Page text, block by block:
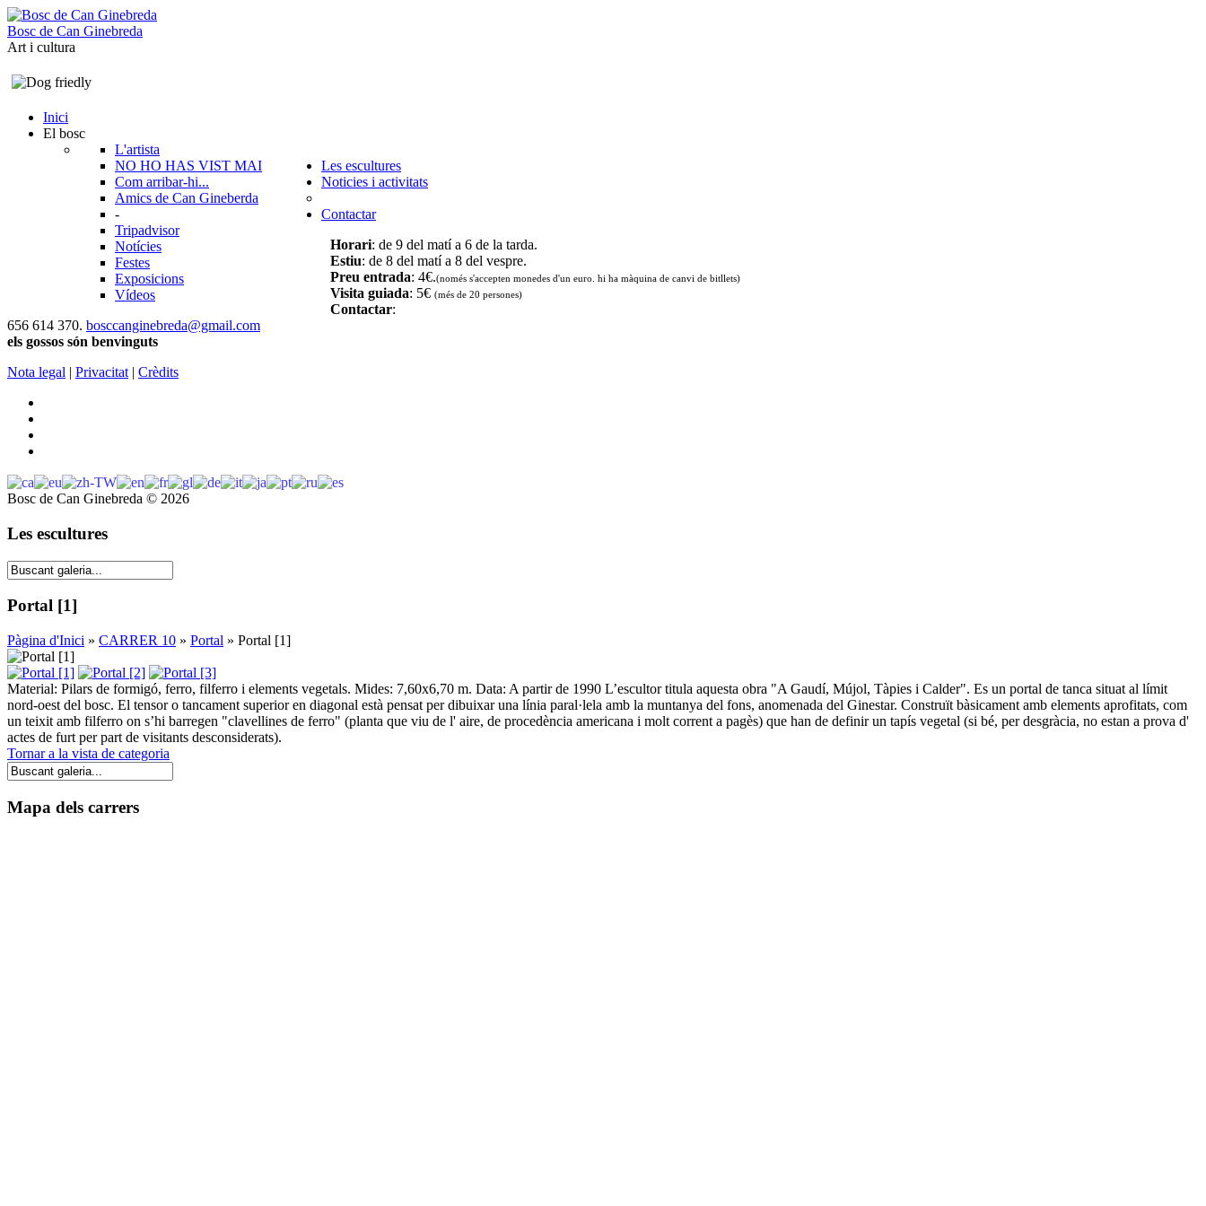
Bosc de Can Ginebreda
Art i cultura
Inici
El bosc
L'artista
NO HO HAS VIST MAI
Com arribar-hi...
Amics de Can Gineberda
-
Tripadvisor
Les escultures
Noticies i activitats
Notícies
Festes
Exposicions
Vídeos
Contactar
Horari: de 9 del matí a 6 de la tarda.
Estiu: de 8 del matí a 8 del vespre.
Preu entrada: 4€.(només s'accepten monedes d'un euro. hi ha màquina de canvi de bitllets)
Visita guiada: 5€ (més de 20 persones)
Contactar:
656 614 370. bosccanginebreda@gmail.com
els gossos són benvinguts
Nota legal | Privacitat | Crèdits
Bosc de Can Ginebreda © 2026
Les escultures
Portal [1]
Pàgina d'Inici » CARRER 10 » Portal » Portal [1]
Material: Pilars de formigó, ferro, filferro i elements vegetals. Mides: 7,60x6,70 m. Data: A partir de 1990 L’escultor titula aquesta obra "A Gaudí, Mújol, Tàpies i Calder". Es un portal de tanca situat al límit
nord-oest del bosc. El tensor o tancament superior en diagonal està pensat per dibuixar una línia paral·lela amb la muntanya del fons, anomenada del Ginestar. Construït bàsicament amb elements aprofitats, com
un teixit amb filferro on s’hi barregen "clavellines de ferro" (planta que viu de l' aire, de procedència americana i molt corrent a pagès) que han de definir un tapís vegetal (si bé, per desgràcia, no estan a prova d'
actes de furt per part de visitants desconsiderats).
Tornar a la vista de categoria
Mapa dels carrers